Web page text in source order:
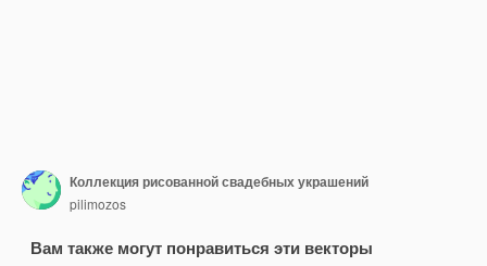
Коллекция рисованной свадебных украшений
pilimozos
Вам также могут понравиться эти векторы